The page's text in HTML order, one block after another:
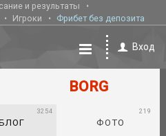
и результаты
Игроки Фрибет без депозита
Вход
BORG
3254
ФОТО
219